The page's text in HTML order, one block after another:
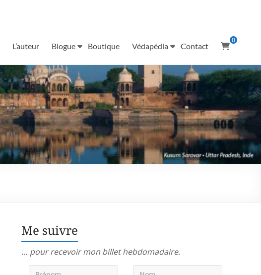
0
L’auteur Blogue Boutique Védapédia Contact
Me suivre
… pour recevoir mon billet hebdomadaire.